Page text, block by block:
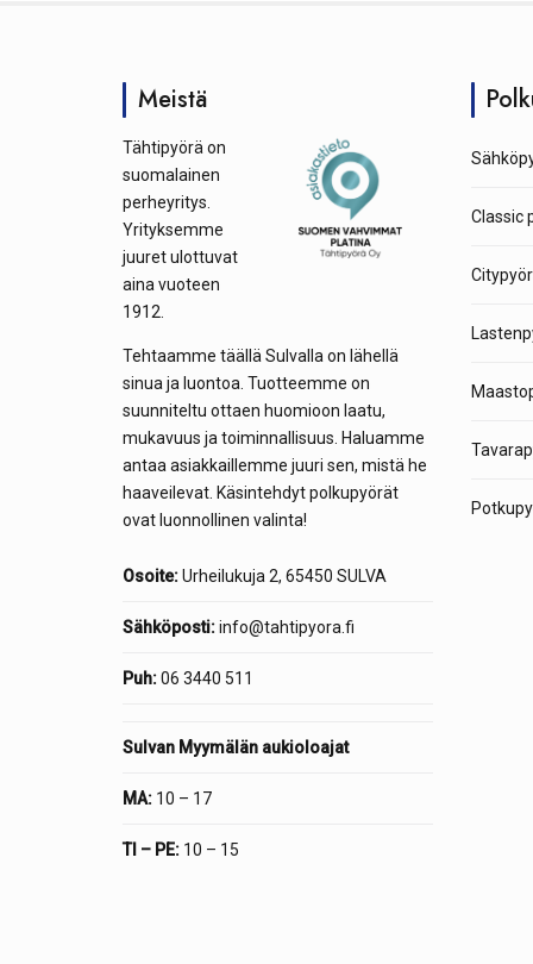
Meistä
Tähtipyörä on
suomalainen
perheyritys.
Yrityksemme
juuret ulottuvat
aina vuoteen
1912.
Tehtaamme täällä Sulvalla on lähellä
sinua ja luontoa. Tuotteemme on
suunniteltu ottaen huomioon laatu,
mukavuus ja toiminnallisuus. Haluamme
antaa asiakkaillemme juuri sen, mistä he
haaveilevat. Käsintehdyt polkupyörät
ovat luonnollinen valinta!
Osoite:Urheilukuja 2, 65450 SULVA
Sähköposti:info@tahtipyora.fi
Puh:06 3440 511
Sulvan Myymälän aukioloajat
MA: 10 – 17
TI – PE: 10 – 15
Classic